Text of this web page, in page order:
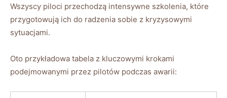
Wszyscy⁤ piloci‌ przechodzą intensywne szkolenia, które
przygotowują ich do radzenia sobie⁣ z‌ kryzysowymi
sytuacjami.
Oto przykładowa tabela z kluczowymi‌ krokami ​
podejmowanymi‌ przez pilotów ⁤podczas⁢ awarii: